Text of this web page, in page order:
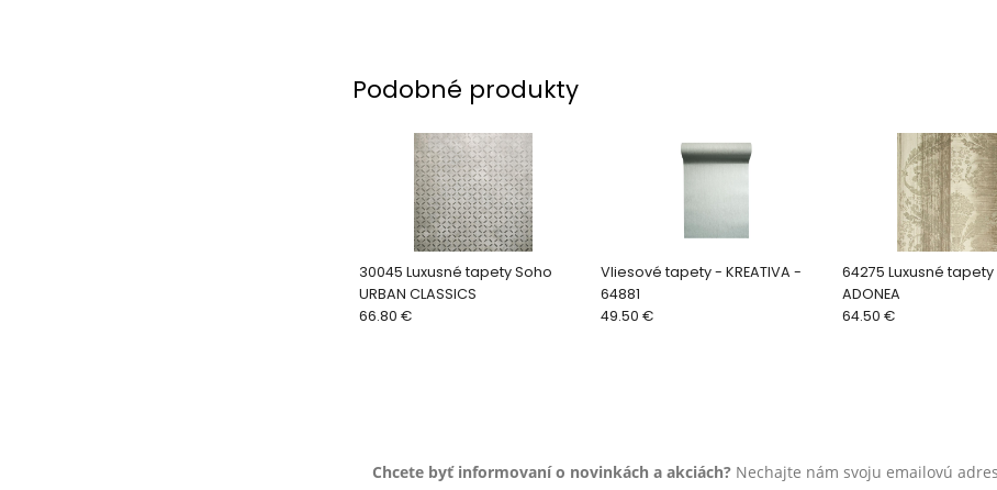
Podobné produkty
30045 Luxusné tapety Soho
URBAN CLASSICS
66.80 €
Vliesové tapety - KREATIVA -
64881
49.50 €
64275 Luxusné
ADONEA
64.50 €
Chcete byť informovaní o novinkách a akciách? Nechajte nám svoju emailovú